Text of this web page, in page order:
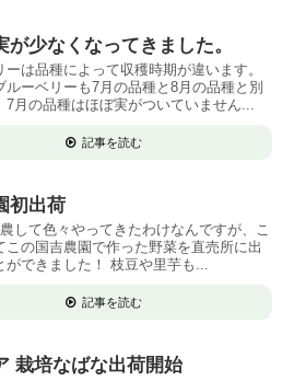
が少なくなってきました。
ーは品種によって収穫時期が違います。
ルーベリーも7月の品種と8月の品種と別
7月の品種はほぼ実がついていません...
記事を読む
初出荷
して色々やってきたわけなんですが、こ
この国吉農園で作った野菜を直売所に出
ができました！ 枝豆や里芋も...
記事を読む
栽培なばな出荷開始